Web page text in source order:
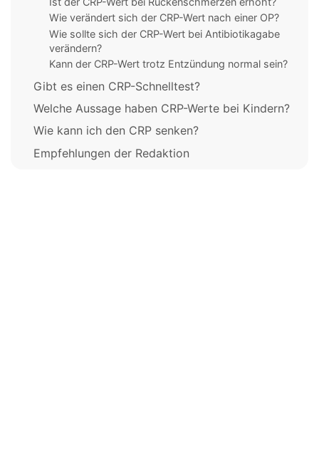
Wie verändert sich der CRP-Wert nach einer OP?
Wie sollte sich der CRP-Wert bei Antibiotikagabe
verändern?
Kann der CRP-Wert trotz Entzündung normal sein?
Gibt es einen CRP-Schnelltest?
Welche Aussage haben CRP-Werte bei Kindern?
Wie kann ich den CRP senken?
Empfehlungen der Redaktion